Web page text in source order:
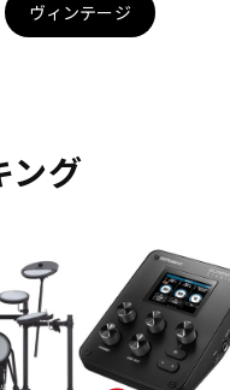
DTM
楽器アクセサリ
ヴィンテージ
ヴィンテージ
ング